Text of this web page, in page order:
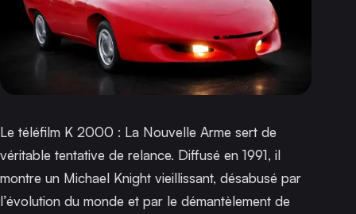
Le téléfilm K 2000 : La Nouvelle Arme sert de
véritable tentative de relance. Diffusé en 1991, il
montre un Michael Knight vieillissant, désabusé par
l’évolution du monde et par le démantèlement de